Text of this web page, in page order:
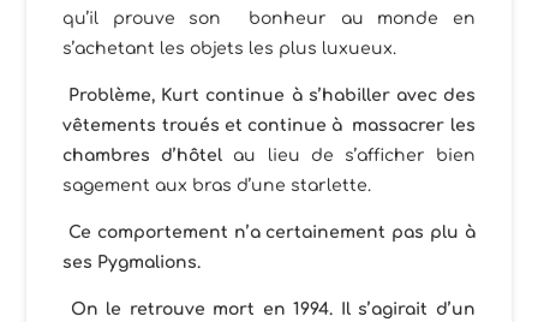
qu’il prouve son bonheur au monde en
s’achetant les objets les plus luxueux.
Problème, Kurt continue à s’habiller avec des
vêtements troués et continue à massacrer les
chambres d’hôtel au lieu de s’afficher bien
sagement aux bras d’une starlette.
Ce comportement n’a certainement pas plu à
ses Pygmalions.
On le retrouve mort en 1994. Il s’agirait d’un